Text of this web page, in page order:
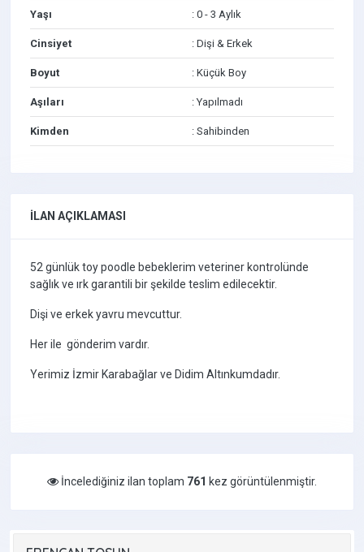
Yaşı : 0 - 3 Aylık
Cinsiyet : Dişi & Erkek
Boyut : Küçük Boy
Aşıları : Yapılmadı
Kimden : Sahibinden
İLAN AÇIKLAMASI
52 günlük toy poodle bebeklerim veteriner kontrolünde
sağlık ve ırk garantili bir şekilde teslim edilecektir.
Dişi ve erkek yavru mevcuttur.
Her ile gönderim vardır.
Yerimiz İzmir Karabağlar ve Didim Altınkumdadır.
İncelediğiniz ilan toplam 761 kez görüntülenmiştir.